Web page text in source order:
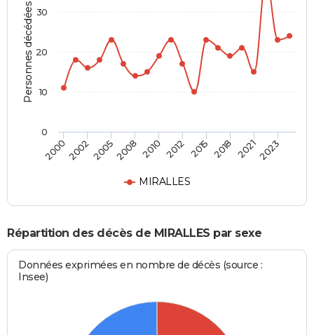
Personnes décédées
MIRALLES
2000200220052008 2010 2012 2015 2018 20212023
0
10
20
30
Répartition des décès de MIRALLES par sexe
Données exprimées en nombre de décès (source :
Insee)